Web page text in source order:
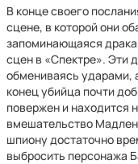
В конце своего
сцене, в которой они
запоминающаяся
сцен в «Спектре». Эти
обмениваясь ударами,
конец убийца почти
повержен и находится
вмешательство
шпиону достаточно
выбросить персонажа